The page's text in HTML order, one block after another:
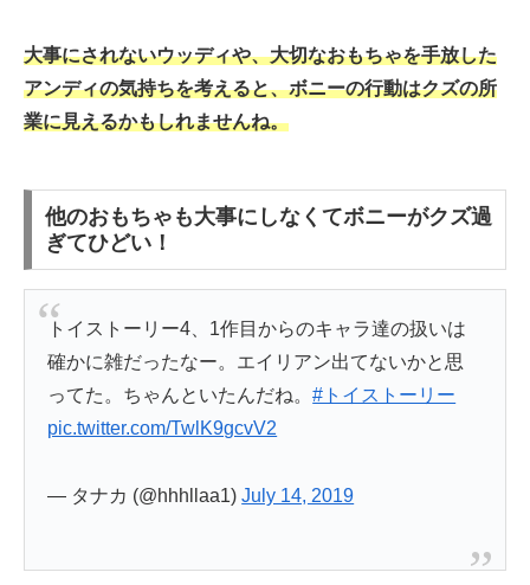
大事にされないウッディや、大切なおもちゃを手放した
アンディの気持ちを考えると、ボニーの行動はクズの所
業に見えるかもしれませんね。
他のおもちゃも大事にしなくてボニーがクズ過
ぎてひどい！
トイストーリー4、1作目からのキャラ達の扱いは
確かに雑だったなー。エイリアン出てないかと思
ってた。ちゃんといたんだね。#トイストーリー
pic.twitter.com/TwlK9gcvV2
— タナカ (@hhhllaa1)July 14, 2019